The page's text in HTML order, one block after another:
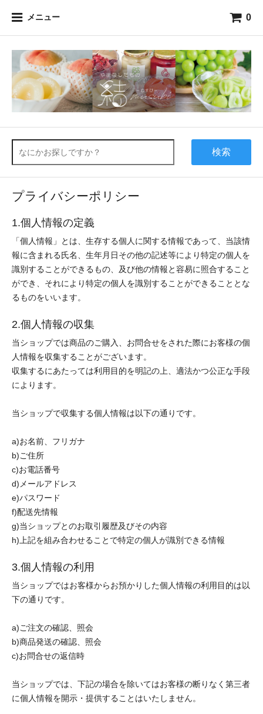
メニュー 0
検索
プライバシーポリシー
1.個人情報の定義
「個人情報」とは、生存する個人に関する情報であって、当該情
報に含まれる氏名、生年月日その他の記述等により特定の個人を
識別することができるもの、及び他の情報と容易に照合すること
ができ、それにより特定の個人を識別することができることとな
るものをいいます。
2.個人情報の収集
当ショップでは商品のご購入、お問合せをされた際にお客様の個
人情報を収集することがございます。
収集するにあたっては利用目的を明記の上、適法かつ公正な手段
によります。
当ショップで収集する個人情報は以下の通りです。
a)お名前、フリガナ
b)ご住所
c)お電話番号
d)メールアドレス
e)パスワード
f)配送先情報
g)当ショップとのお取引履歴及びその内容
h)上記を組み合わせることで特定の個人が識別できる情報
3.個人情報の利用
当ショップではお客様からお預かりした個人情報の利用目的は以
下の通りです。
a)ご注文の確認、照会
b)商品発送の確認、照会
c)お問合せの返信時
当ショップでは、下記の場合を除いてはお客様の断りなく第三者
に個人情報を開示・提供することはいたしません。